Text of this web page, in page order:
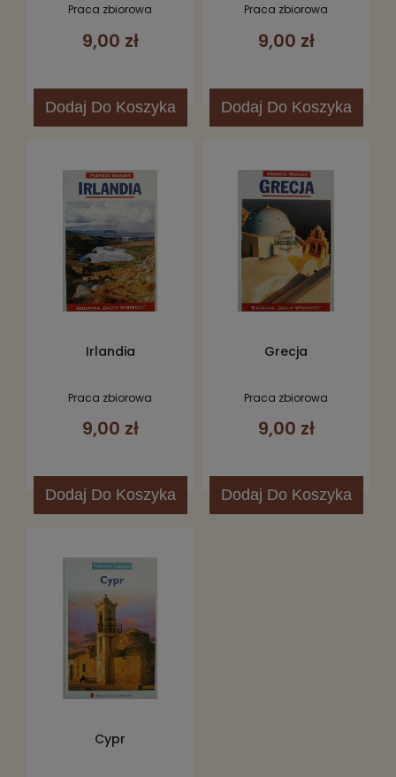
Praca zbiorowa
9,00 zł
Dodaj Do Koszyka
Praca zbiorowa
9,00 zł
Dodaj Do Koszyka
Irlandia
Praca zbiorowa
9,00 zł
Dodaj Do Koszyka
Grecja
Praca zbiorowa
9,00 zł
Dodaj Do Koszyka
Cypr